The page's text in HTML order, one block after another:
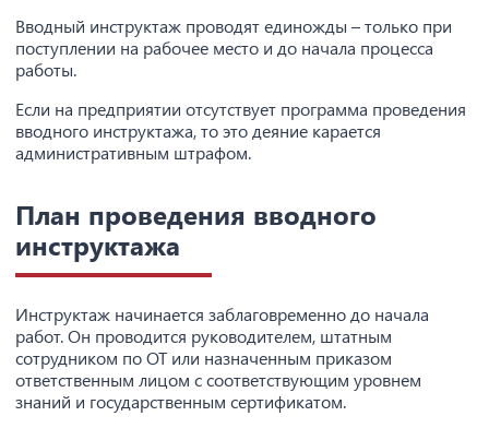
Вводный инструктаж проводят единожды – только при
поступлении на рабочее место и до начала процесса
работы.
Если на предприятии отсутствует программа проведения
вводного инструктажа, то это деяние карается
административным штрафом.
План проведения вводного
инструктажа
Инструктаж начинается заблаговременно до начала
работ. Он проводится руководителем, штатным
сотрудником по ОТ или назначенным приказом
ответственным лицом с соответствующим уровнем
знаний и государственным сертификатом.